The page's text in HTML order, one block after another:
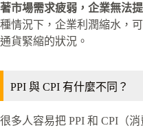
著市場需求疲弱，企業無法
種情況下，企業利潤縮水，
通貨緊縮的狀況。
PPI 與 CPI 有什麼不同？
很多人容易把 PPI 和 CPI（